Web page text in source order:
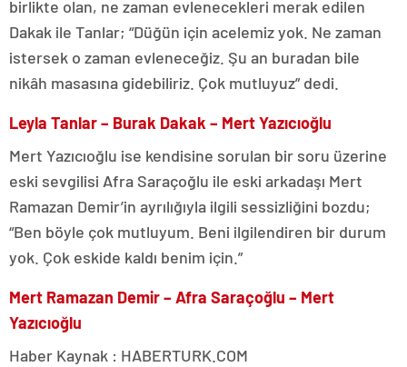
birlikte olan, ne zaman evlenecekleri merak edilen
Dakak ile Tanlar; “Düğün için acelemiz yok. Ne zaman
istersek o zaman evleneceğiz. Şu an buradan bile
nikâh masasına gidebiliriz. Çok mutluyuz” dedi.
Leyla Tanlar – Burak Dakak – Mert Yazıcıoğlu
Mert Yazıcıoğlu ise kendisine sorulan bir soru üzerine
eski sevgilisi Afra Saraçoğlu ile eski arkadaşı Mert
Ramazan Demir’in ayrılığıyla ilgili sessizliğini bozdu;
“Ben böyle çok mutluyum. Beni ilgilendiren bir durum
yok. Çok eskide kaldı benim için.”
Mert Ramazan Demir – Afra Saraçoğlu – Mert
Yazıcıoğlu
Haber Kaynak : HABERTURK.COM